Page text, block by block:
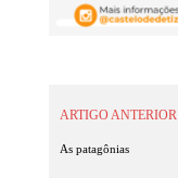
ARTIGO ANTERIOR
As patagônias